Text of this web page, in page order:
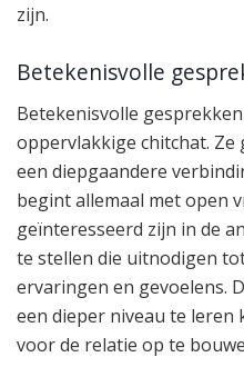
zijn.
Betekenisvolle
Betekenisvolle
oppervlakkige chitchat.
een diepgaandere
begint allemaal met open
geïnteresseerd zijn in de
te stellen die uitnodigen
ervaringen en gevoelens.
een dieper niveau te leren
voor de relatie op te